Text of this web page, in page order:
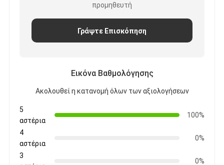
προμηθευτή
Γράψτε Επισκόπηση
Εικόνα Βαθμολόγησης
Ακολουθεί η κατανομή όλων των αξιολογήσεων
5
αστέρια
100%
4
αστέρια
0%
3
0%